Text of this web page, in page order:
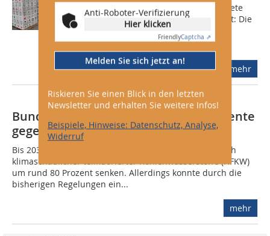
Anti-Roboter-Verifizierung
Hier klicken
FriendlyCaptcha ⇗
Melden Sie sich jetzt an!
Riskieren Sie einen Blick in den letzten
Newsletter und erhalten Sie weitere Infos!
Beispiele, Hinweise: Datenschutz, Analyse,
Widerruf
Fluorkohlenwasserstoffe (EFCTC) startete
am 14.10.2020 die Initiative Ehrenwort: Die
gesamte Wertschöpfungskette für
Kältemittel wird dazu aufgerufen,...
mehr
Bundesregierung verschärft Instrumente
gegen illegalen Kältemittelhandel
Bis 2030 wollen die EU-Mitgliedsstaaten den Verbrauch
klimaschädlicher teilfluorierter Kohlenwasserstoffe (HFKW)
um rund 80 Prozent senken. Allerdings konnte durch die
bisherigen Regelungen ein...
mehr